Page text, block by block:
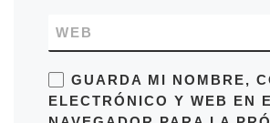
WEB
GUARDA MI NOMBRE,
ELECTRÓNICO Y WEB EN